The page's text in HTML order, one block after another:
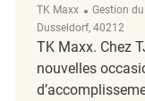
TK Maxx Catégorie
Gestion
Dusseldorf, 40212
TK Maxx. Chez
nouvelles